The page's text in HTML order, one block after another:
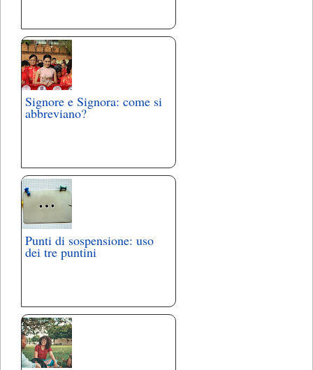
Signore e Signora: come si
abbreviano?
Punti di sospensione: uso
dei tre puntini